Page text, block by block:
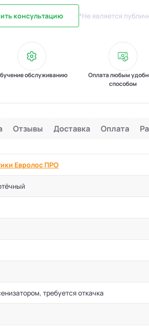
консультацию *Не является
обслуживанию
Оплата любым
способом
Отзывы Доставка Оплата
Евролос ПРО
требуется откачка